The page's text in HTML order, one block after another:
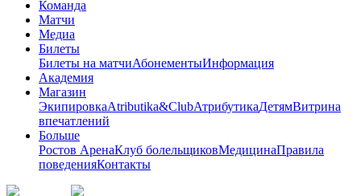
Команда
Матчи
Медиа
Билеты
Билеты на матчиАбонементыИнформация
Академия
Магазин
ЭкипировкаAtributika&ClubАтрибутикаДетямВитрина
впечатлений
Больше
Ростов АренаКлуб болельщиковМедицинаПравила
поведенияКонтакты